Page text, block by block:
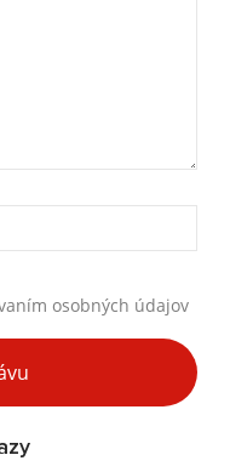
osobných údajov